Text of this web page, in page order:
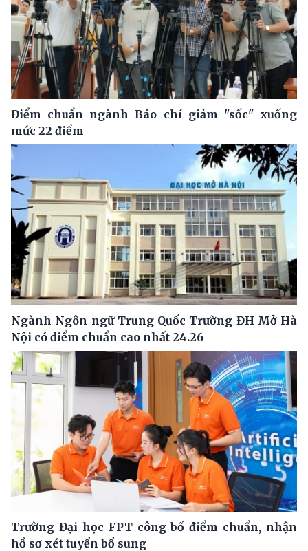
Điểm chuẩn ngành Báo chí giảm "sốc" xuống
mức 22 điểm
Ngành Ngôn ngữ Trung Quốc Trường ĐH Mở Hà
Nội có điểm chuẩn cao nhất 24.26
Trường Đại học FPT công bố điểm chuẩn, nhận
hồ sơ xét tuyển bổ sung